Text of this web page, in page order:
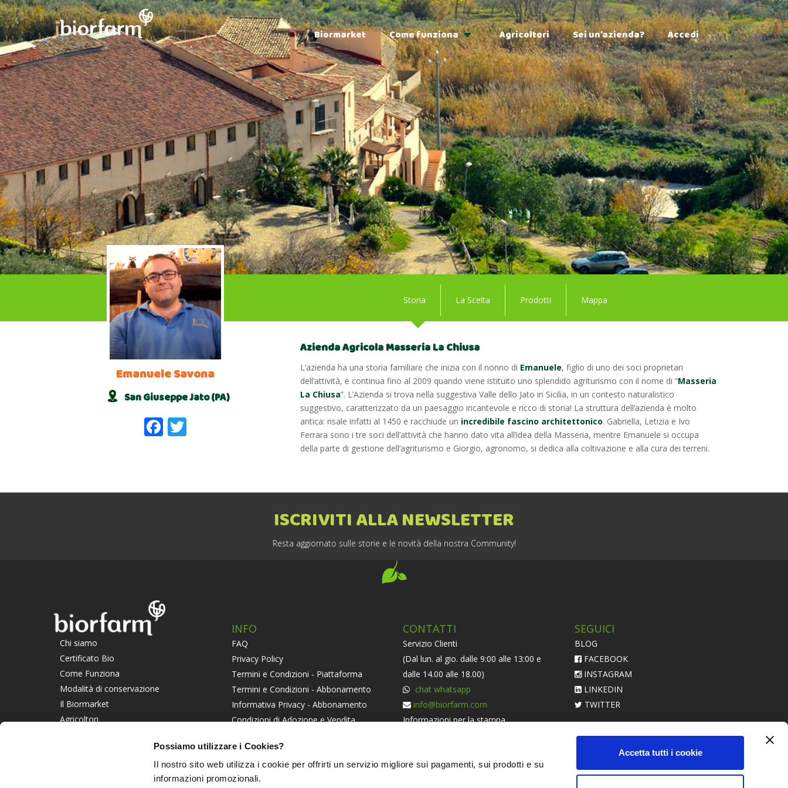
Possiamo utilizzare i Cookies?
Il nostro sito web utilizza i cookie per offrirti un servizio migliore sui pagamenti, sui prodotti e su
informazioni promozionali.
Accetta tutti i cookie
Biormarket Come funziona
Adozioni
Regalo
Agricoltori Sei un’azienda? Accedi
Emanuele Savona
San Giuseppe Jato (PA)
Facebook
Storia La Scelta Prodotti Mappa
Azienda Agricola Masseria La Chiusa
L’azienda ha una storia familiare che inizia con il nonno di Emanuele, figlio di uno dei soci proprietari
dell’attività, e continua fino al 2009 quando viene istituito uno splendido agriturismo con il nome di “Masseria
La Chiusa”. L’Azienda si trova nella suggestiva Valle dello Jato in Sicilia, in un contesto naturalistico
suggestivo, caratterizzato da un paesaggio incantevole e ricco di storia! La struttura dell’azienda è molto
antica: risale infatti al 1450 e racchiude un incredibile fascino architettonico. Gabriella, Letizia e Ivo
Ferrara sono i tre soci dell’attività che hanno dato vita all’idea della Masseria, mentre Emanuele si occupa
della parte di gestione dell’agriturismo e Giorgio, agronomo, si dedica alla coltivazione e alla cura dei terreni.
ISCRIVITI ALLA NEWSLETTER
Resta aggiornato sulle storie e le novità della nostra Community!
Chi siamo
Certificato Bio
Come Funziona
Modalità di conservazione
Il Biormarket
Agricoltori
INFO
FAQ
Privacy Policy
Termini e Condizioni - Piattaforma
Termini e Condizioni - Abbonamento
Informativa Privacy - Abbonamento
Condizioni di Adozione e Vendita
Informativa Societaria
PARTNERS
CONTATTI
Servizio Clienti
(Dal lun. al gio. dalle 9:00 alle 13:00 e
dalle 14.00 alle 18.00)
chat whatsapp
info@biorfarm.com
Informazioni per la stampa
essere dei nostriclicca qui.
SEGUICI
BLOG
FACEBOOK
INSTAGRAM
LINKEDIN
TWITTER